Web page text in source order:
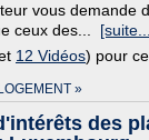
vous demande
ceux des...
12 Vidéos) pour
»
des